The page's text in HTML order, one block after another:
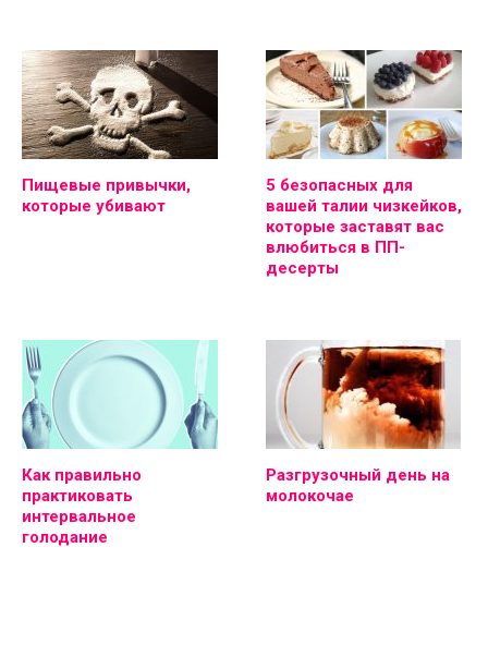
Пищевые привычки,
которые убивают
5 безопасных для
вашей талии чизкейков,
которые заставят вас
влюбиться в ПП-
десерты
Как правильно
практиковать
интервальное
голодание
Разгрузочный день на
молокочае